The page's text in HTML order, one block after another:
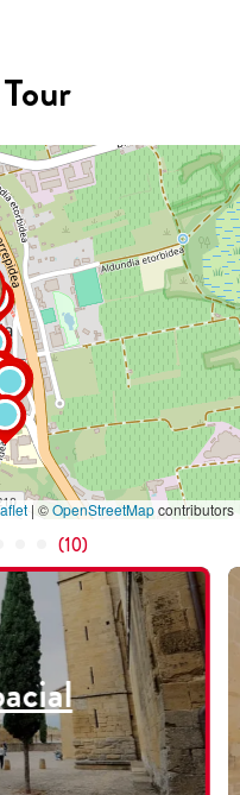
| ©OpenStreetMapcontributors
(10)